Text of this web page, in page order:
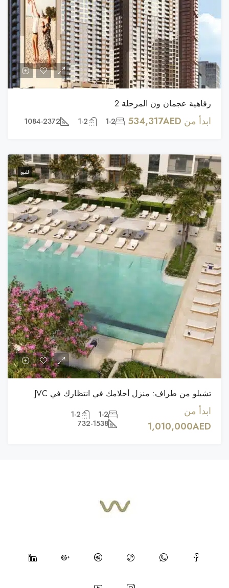
رفاهية عجمان ون المرحلة 2
ابدأ من 1-2
1-2
1084-2372
للبيع
تشيلو من طراف: منزل أحلامك في انتظارك في JVC
ابدأ من
1,010,000AED
1-2
1-2
732-1538